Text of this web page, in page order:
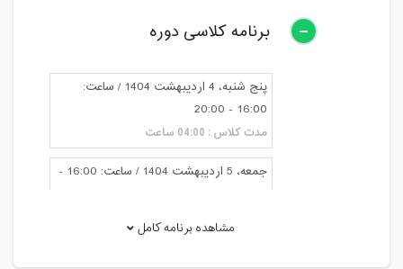
برنامه کلاسی دوره
پنج شنبه، 4 اردیبهشت 1404 / ساعت:
16:00 - 20:00
مدت کلاس : 04:00 ساعت
جمعه، 5 اردیبهشت 1404 / ساعت: 16:00 -
مدت کلاس : 04:00 ساعتمشاهده برنامه کامل